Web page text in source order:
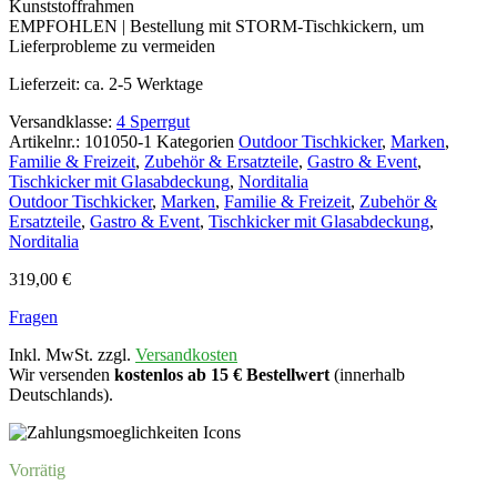
Kunststoffrahmen
EMPFOHLEN | Bestellung mit STORM-Tischkickern, um
Lieferprobleme zu vermeiden
Lieferzeit: ca. 2-5 Werktage
Versandklasse: 4 Sperrgut
Artikelnr.: 101050-1 Kategorien Outdoor Tischkicker, Marken,
Familie & Freizeit, Zubehör & Ersatzteile, Gastro & Event,
Tischkicker mit Glasabdeckung, Norditalia
Outdoor Tischkicker, Marken, Familie & Freizeit, Zubehör &
Ersatzteile, Gastro & Event, Tischkicker mit Glasabdeckung,
Norditalia
319,00 €
Fragen
Inkl. MwSt. zzgl. Versandkosten
Wir versenden kostenlos ab 15 € Bestellwert (innerhalb
Deutschlands).
Vorrätig